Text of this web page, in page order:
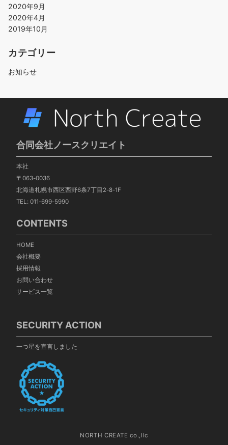
2020年9月
2020年4月
2019年10月
カテゴリー
お知らせ
合同会社ノースクリエイト
本社
〒063-0036
北海道札幌市西区西野6条7丁目2-8-1F
TEL: 011-699-5990
CONTENTS
HOME
会社概要
採用情報
お問い合わせ
サービス一覧
SECURITY ACTION
一つ星を宣言しました
NORTH CREATE co.,llc